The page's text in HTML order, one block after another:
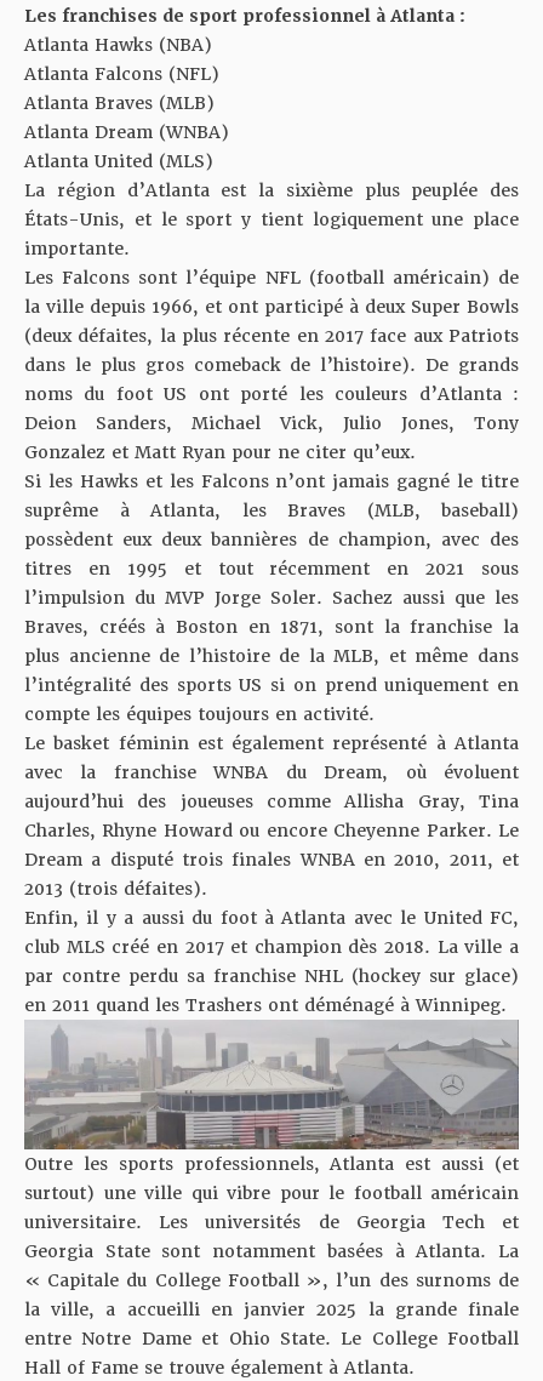
Les franchises de sport professionnel à Atlanta :
Atlanta Hawks (NBA)
Atlanta Falcons (NFL)
Atlanta Braves (MLB)
Atlanta Dream (WNBA)
Atlanta United (MLS)
La région d’Atlanta est la sixième plus peuplée des
États-Unis, et le sport y tient logiquement une place
importante.
Les Falcons sont l’équipe NFL (football américain) de
la ville depuis 1966, et ont participé à deux Super Bowls
(deux défaites, la plus récente en 2017 face aux Patriots
dans le plus gros comeback de l’histoire). De grands
noms du foot US ont porté les couleurs d’Atlanta :
Deion Sanders, Michael Vick, Julio Jones, Tony
Gonzalez et Matt Ryan pour ne citer qu’eux.
Si les Hawks et les Falcons n’ont jamais gagné le titre
suprême à Atlanta, les Braves (MLB, baseball)
possèdent eux deux bannières de champion, avec des
titres en 1995 et tout récemment en 2021 sous
l’impulsion du MVP Jorge Soler. Sachez aussi que les
Braves, créés à Boston en 1871, sont la franchise la
plus ancienne de l’histoire de la MLB, et même dans
l’intégralité des sports US si on prend uniquement en
compte les équipes toujours en activité.
Le basket féminin est également représenté à Atlanta
avec la franchise WNBA du Dream, où évoluent
aujourd’hui des joueuses comme Allisha Gray, Tina
Charles, Rhyne Howard ou encore Cheyenne Parker. Le
Dream a disputé trois finales WNBA en 2010, 2011, et
2013 (trois défaites).
Enfin, il y a aussi du foot à Atlanta avec le United FC,
club MLS créé en 2017 et champion dès 2018. La ville a
par contre perdu sa franchise NHL (hockey sur glace)
en 2011 quand les Trashers ont déménagé à Winnipeg.
Outre les sports professionnels, Atlanta est aussi (et
surtout) une ville qui vibre pour le football américain
universitaire. Les universités de Georgia Tech et
Georgia State sont notamment basées à Atlanta. La
« Capitale du College Football », l’un des surnoms de
la ville, a accueilli en janvier 2025 la grande finale
entre Notre Dame et Ohio State. Le College Football
Hall of Fame se trouve également à Atlanta.